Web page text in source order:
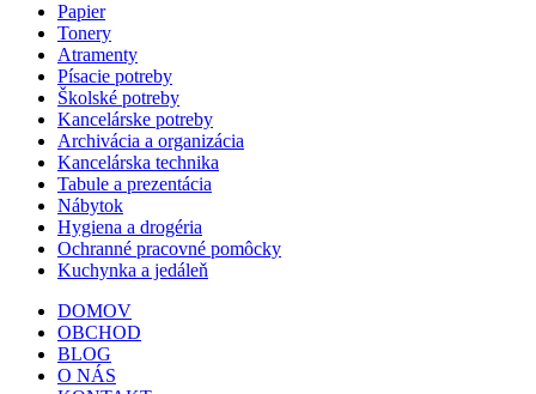
Papier
Tonery
Atramenty
Písacie potreby
Školské potreby
Kancelárske potreby
Archivácia a organizácia
Kancelárska technika
Tabule a prezentácia
Nábytok
Hygiena a drogéria
Ochranné pracovné pomôcky
Kuchynka a jedáleň
DOMOV
OBCHOD
BLOG
O NÁS